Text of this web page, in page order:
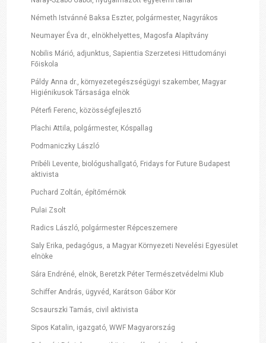
Németh Istvánné Baksa Eszter, polgármester, Nagyrákos
Neumayer Éva dr., elnökhelyettes, Magosfa Alapítvány
Nobilis Márió, adjunktus, Sapientia Szerzetesi Hittudományi
Főiskola
Páldy Anna dr., környezetegészségügyi szakember, Magyar
Higiénikusok Társasága elnök
Péterfi Ferenc, közösségfejlesztő
Plachi Attila, polgármester, Kóspallag
Podmaniczky László
Pribéli Levente, biológushallgató, Fridays for Future Budapest
aktivista
Puchard Zoltán, építőmérnök
Pulai Zsolt
Radics László, polgármester Répceszemere
Saly Erika, pedagógus, a Magyar Környezeti Nevelési Egyesület
elnöke
Sára Endréné, elnök, Beretzk Péter Természetvédelmi Klub
Schiffer András, ügyvéd, Karátson Gábor Kör
Scsaurszki Tamás, civil aktivista
Sipos Katalin, igazgató, WWF Magyarország